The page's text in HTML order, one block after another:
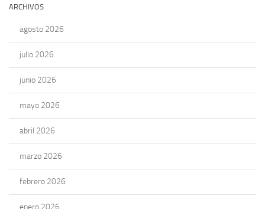
ARCHIVOS
agosto 2026
julio 2026
junio 2026
mayo 2026
abril 2026
marzo 2026
febrero 2026
enero 2026